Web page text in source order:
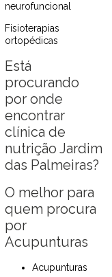
neurofuncional
Fisioterapias
ortopédicas
Está
procurando
por onde
encontrar
clínica de
nutrição Jardim
das Palmeiras?
O melhor para
quem procura
por
Acupunturas
Acupunturas